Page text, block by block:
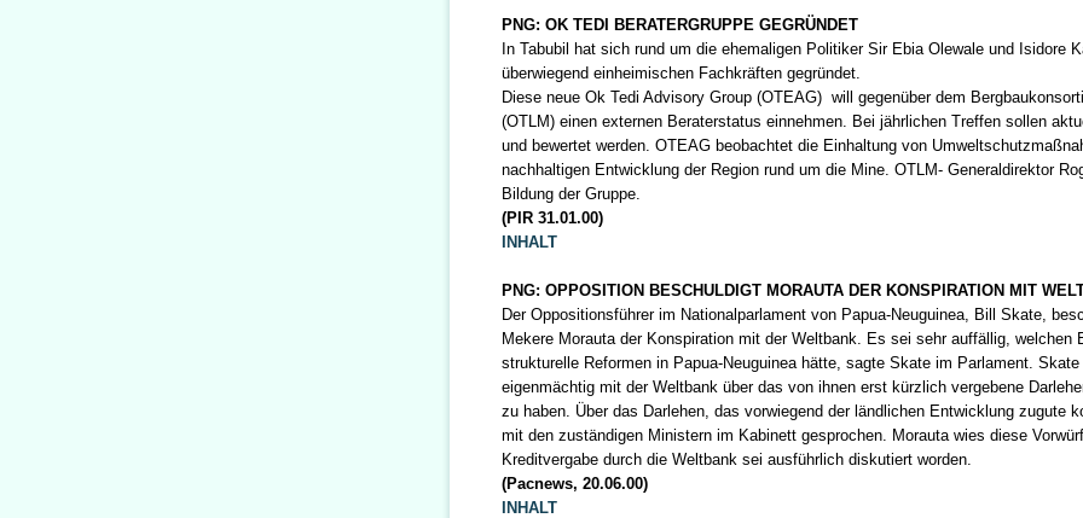
PNG: OK TEDI BERATERGRUPPE GEGRÜNDET
In Tabubil hat sich rund um die ehemaligen Politiker Sir Ebia Olewale und Isidore
überwiegend einheimischen Fachkräften gegründet.
Diese neue Ok Tedi Advisory Group (OTEAG) will gegenüber dem
(OTLM) einen externen Beraterstatus einnehmen. Bei jährlichen Treffen sollen
und bewertet werden. OTEAG beobachtet die Einhaltung von
nachhaltigen Entwicklung der Region rund um die Mine. OTLM- Generaldirektor
Bildung der Gruppe.
(PIR 31.01.00)
INHALT
PNG: OPPOSITION BESCHULDIGT MORAUTA DER KONSPIRATION MIT
Der Oppositionsführer im Nationalparlament von Papua-Neuguinea, Bill Skate,
Mekere Morauta der Konspiration mit der Weltbank. Es sei sehr auffällig, welchen
strukturelle Reformen in Papua-Neuguinea hätte, sagte Skate im Parlament. Skate
eigenmächtig mit der Weltbank über das von ihnen erst kürzlich vergebene
zu haben. Über das Darlehen, das vorwiegend der ländlichen Entwicklung zugute
mit den zuständigen Ministern im Kabinett gesprochen. Morauta wies diese
Kreditvergabe durch die Weltbank sei ausführlich diskutiert worden.
(Pacnews, 20.06.00)
INHALT